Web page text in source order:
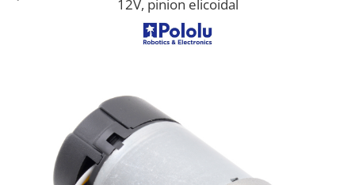
Cabluri si Conectori
12V, pinion elicoidal